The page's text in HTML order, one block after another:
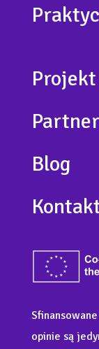
Projekt
Blog
opinie są